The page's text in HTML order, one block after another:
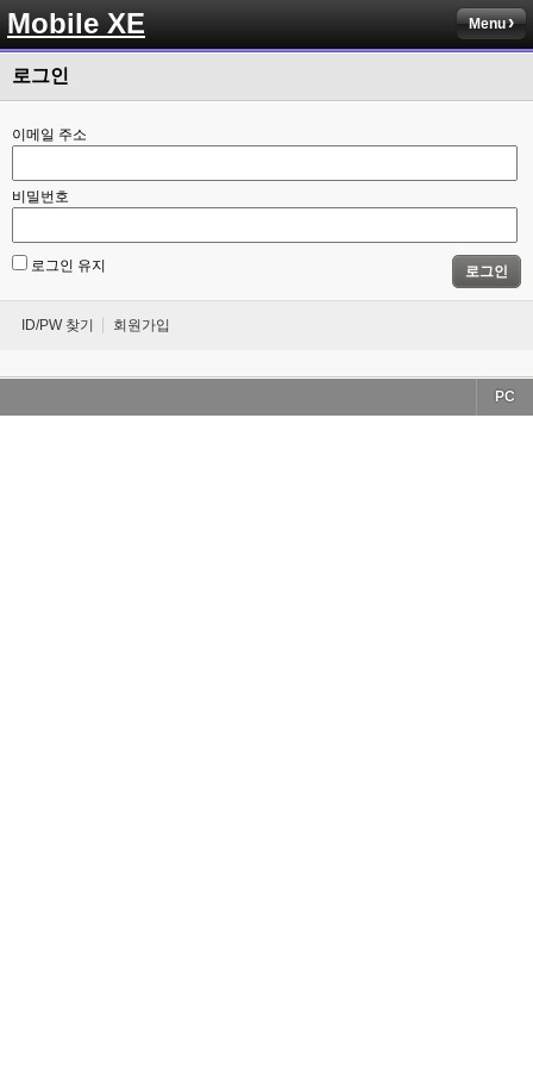
Mobile XE Menu
로그인
이메일 주소
비밀번호
로그인 유지 로그인
ID/PW 찾기 회원가입
PC